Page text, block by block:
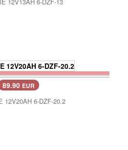
12V13AH 6-DZF-13
89.90 EUR
12V20AH 6-DZF-20.2